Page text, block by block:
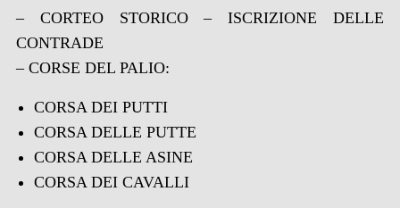
– CORTEO STORICO – ISCRIZIONE DELLE
CONTRADE
– CORSE DEL PALIO:
CORSA DEI PUTTI
CORSA DELLE PUTTE
CORSA DELLE ASINE
CORSA DEI CAVALLI